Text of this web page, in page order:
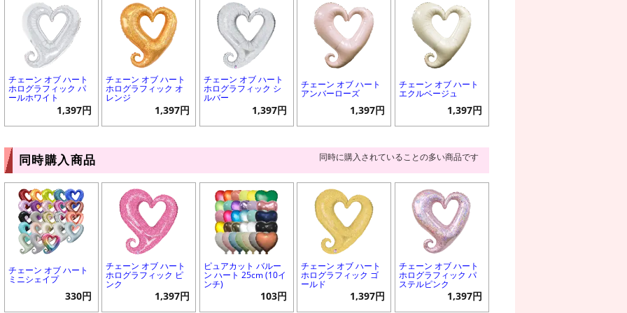
チェーン オブ ハート
ホログラフィック パ
ールホワイト
1,397円
チェーン オブ ハート
ホログラフィック オ
レンジ
1,397円
チェーン オブ ハート
ホログラフィック シ
ルバー
1,397円
チェーン オブ ハート
アンバーローズ
1,397円
チェーン オブ ハート
エクルベージュ
1,397円
同時購入商品 同時に購入されていることの多い商品です
チェーン オブ ハート
ミニシェイプ
330円
チェーン オブ ハート
ホログラフィック ピ
ンク
1,397円
ピュアカット バルー
ン ハート 25cm (10イ
ンチ)
103円
チェーン オブ ハート
ホログラフィック ゴ
ールド
1,397円
チェーン オブ ハート
ホログラフィック パ
ステルピンク
1,397円